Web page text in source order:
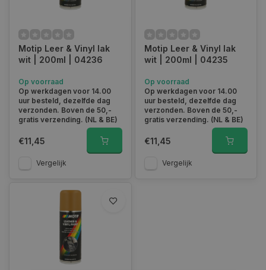
Motip Leer & Vinyl lak
wit | 200ml | 04236
Op voorraad
Op werkdagen voor 14.00
uur besteld, dezelfde dag
verzonden. Boven de 50,-
gratis verzending. (NL & BE)
€11,45
Vergelijk
Motip Leer & Vinyl lak
wit | 200ml | 04235
Op voorraad
Op werkdagen voor 14.00
uur besteld, dezelfde dag
verzonden. Boven de 50,-
gratis verzending. (NL & BE)
€11,45
Vergelijk